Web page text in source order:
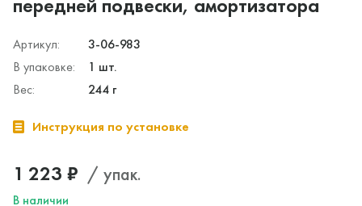
передней подвески, амортизатора
Артикул:
3-06-983
В упаковке:
1 шт.
Вес:
244 г
Инструкция по установке
1 223 ₽ / упак.
В наличии